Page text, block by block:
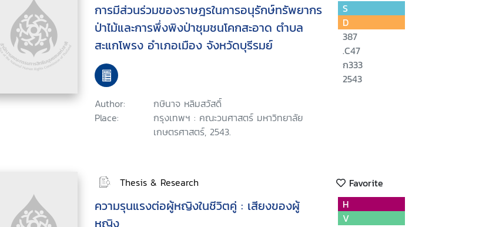
การมีส่วนร่วมของราษฎรในการอนุรักษ์ทรัพยากร
ป่าไม้และการพึ่งพิงป่าชุมชนโคกสะอาด ตำบล
สะแกโพรง อำเภอเมือง จังหวัดบุรีรมย์
Author:
กษินาจ หลิมสวัสดิ์
Place:
กรุงเทพฯ : คณะวนศาสตร์ มหาวิทยาลัย
เกษตรศาสตร์, 2543.
S
D
387
.C47
ก333
2543
Thesis & Research Favorite
ความรุนแรงต่อผู้หญิงในชีวิตคู่ : เสียงของผู้
หญิง
H
V